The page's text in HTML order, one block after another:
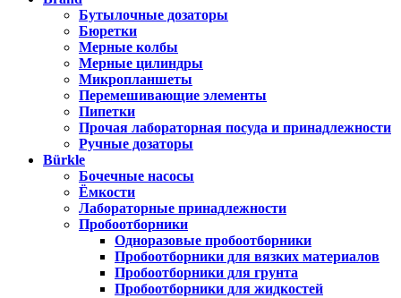
Бутылочные дозаторы
Бюретки
Мерные колбы
Мерные цилиндры
Микропланшеты
Перемешивающие элементы
Пипетки
Прочая лабораторная посуда и принадлежности
Ручные дозаторы
Bürkle
Бочечные насосы
Ёмкости
Лабораторные принадлежности
Пробоотборники
Одноразовые пробоотборники
Пробоотборники для вязких материалов
Пробоотборники для грунта
Пробоотборники для жидкостей